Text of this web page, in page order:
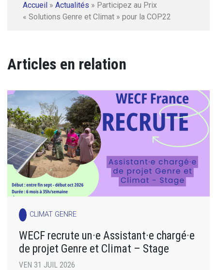
Accueil » Actualités » Participez au Prix
« Solutions Genre et Climat » pour la COP22
Articles en relation
CLIMAT GENRE
WECF recrute un·e Assistant·e chargé·e
de projet Genre et Climat – Stage
VEN 31 JUIL 2026